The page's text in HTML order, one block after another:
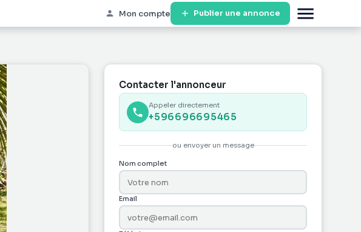
Mon compte Publier une annonce
Contacter l'annonceur
Appeler directement
+596696695465
ou envoyer un message
Nom complet
Email